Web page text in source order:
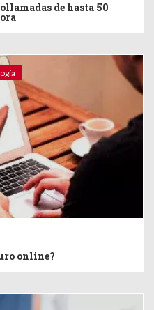
de hasta 50
online?